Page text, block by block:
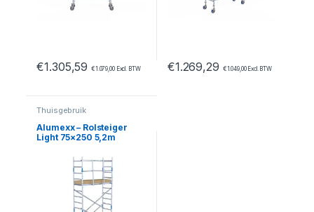
€1.305,59 €1.079,00Excl. BTW €1.269,29 €1.049,00Excl. BTW
Thuisgebruik
Alumexx – Rolsteiger
Light 75×250 5,2m